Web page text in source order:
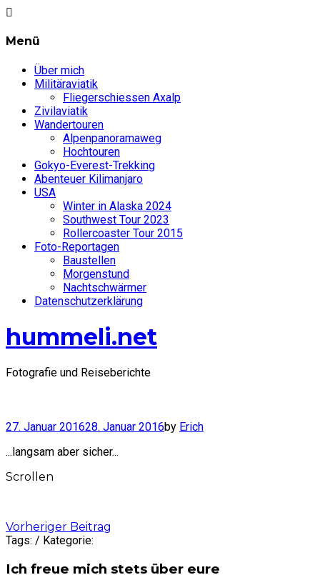
Menü
Über mich
Militäraviatik
Fliegerschiessen Axalp
Zivilaviatik
Wandertouren
Alpenpanoramaweg
Hochtouren
Gokyo-Everest-Trekking
Abenteuer Kilimanjaro
USA
Winter in Alaska 2024
Southwest Tour 2023
Rollercoaster Tour 2015
Foto-Reportagen
Baustellen
Morgenstund
Nachtschwärmer
Datenschutzerklärung
hummeli.net
Fotografie und Reiseberichte
27. Januar 201628. Januar 2016by Erich
...langsam aber sicher...
Scrollen
Post
navigation
Vorheriger Beitrag
Tags: / Kategorie:
Ich freue mich stets über eure